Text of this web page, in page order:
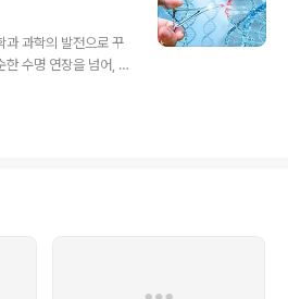
겠습니다.이전 포스팅
미생물과 필수로 연
(Probiotics)가 무엇
있는 일은 무엇이 있
오틱스에 대해서 설
과 과학의 발전으로 꾸
수명 연장을 넘어, 건
는 인간 수명 연장의
로 주목받고 있습니
전자를 조절하거나 유